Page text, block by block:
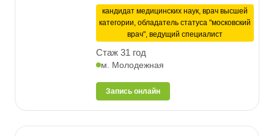
кандидат медицинских наук, врач высшей
категории, обладатель статуса "московский
врач", ведущий специалист
Стаж 31 год
м. Молодежная
Запись онлайн